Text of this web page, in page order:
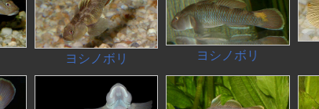
ヨシノボリ ヨシノボリ